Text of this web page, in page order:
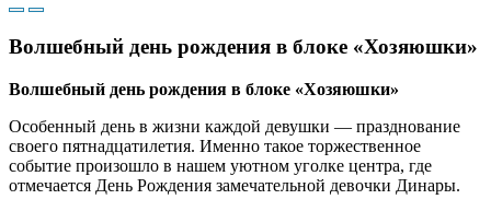
Волшебный день рождения в блоке «Хозяюшки»
Волшебный день рождения в блоке «Хозяюшки»
Особенный день в жизни каждой девушки — празднование
своего пятнадцатилетия. Именно такое торжественное
событие произошло в нашем уютном уголке центра, где
отмечается День Рождения замечательной девочки Динары.